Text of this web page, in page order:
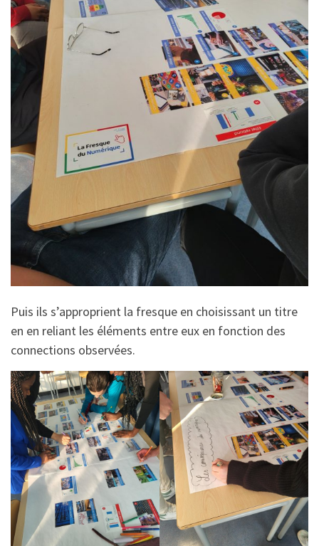
Puis ils s’approprient la fresque en choisissant un titre
en en reliant les éléments entre eux en fonction des
connections observées.